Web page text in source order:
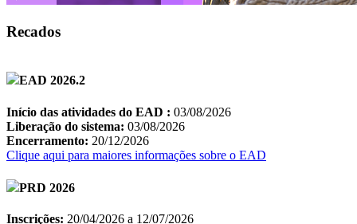
Recados